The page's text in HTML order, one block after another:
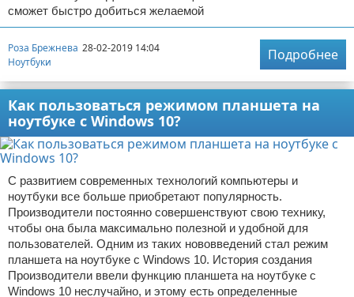
сможет быстро добиться желаемой
Роза Брежнева 28-02-2019 14:04
Ноутбуки
Подробнее
Как пользоваться режимом планшета на
ноутбуке с Windows 10?
С развитием современных технологий компьютеры и
ноутбуки все больше приобретают популярность.
Производители постоянно совершенствуют свою технику,
чтобы она была максимально полезной и удобной для
пользователей. Одним из таких нововведений стал режим
планшета на ноутбуке с Windows 10. История создания
Производители ввели функцию планшета на ноутбуке с
Windows 10 неслучайно, и этому есть определенные